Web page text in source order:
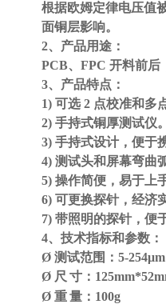
根据欧姆定律电压值
面铜层影响。
2、产品用途：
PCB、FPC 开料前后
3、产品特点：
1) 可选 2 点校准和多
2) 手持式铜厚测试仪
3) 手持式设计，便于
4) 测试头和屏幕弯曲
5) 操作简便，易于上
6) 可更换探针，经济
7) 带照明的探针，便
4、技术指标和参数：
Ø 测试范围：5-
Ø 尺 寸：
Ø 重量：100g